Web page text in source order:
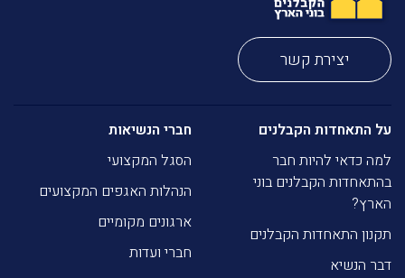
יצירת קשר
על התאחדות הקבלנים
למה כדאי להיות חבר
בהתאחדות הקבלנים בוני
הארץ?
תקנון התאחדות הקבלנים
דבר הנשיא
חברי הנשיאות
הסגל המקצועי
הנהלות האגפים המקצועים
ארגונים מקומיים
חברי ועדות